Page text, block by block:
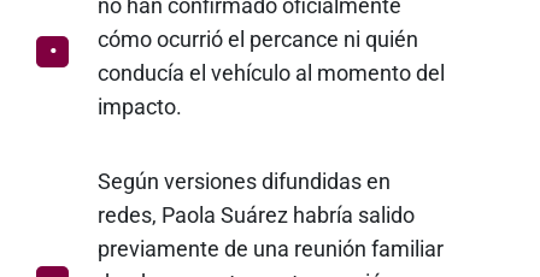
no han confirmado oficialmente
cómo ocurrió el percance ni quién
conducía el vehículo al momento del
impacto.
Según versiones difundidas en
redes, Paola Suárez habría salido
previamente de una reunión familiar